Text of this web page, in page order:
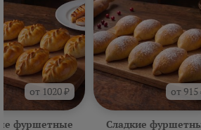
от 1020 ₽
фуршетные
от 915
Сладкие